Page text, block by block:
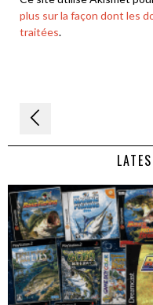
plus sur la façon dont les
traitées.
Navigation
de